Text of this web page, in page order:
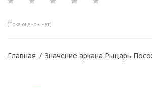
(Пока оценок нет)
Главная / Значение аркана Рыцарь